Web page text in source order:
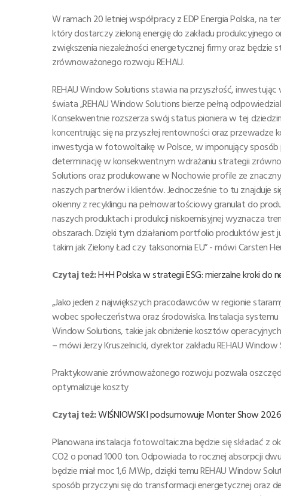
W ramach 20 letniej współpracy z EDP Energia Polska,
który dostarczy zieloną energię do zakładu
zwiększenia niezależności energetycznej firmy oraz będzie
zrównoważonego rozwoju REHAU.
REHAU Window Solutions stawia na przyszłość,
świata „REHAU Window Solutions bierze pełną
Konsekwentnie rozszerza swój status pioniera w tej
koncentrując się na przyszłej rentowności oraz przewadze
inwestycja w fotowoltaikę w Polsce, w imponujący sposób
determinację w konsekwentnym wdrażaniu strategii
Solutions oraz produkowane w Nochowie profile ze
naszych partnerów i klientów. Jednocześnie to tu znajduje
okienny z recyklingu na pełnowartościowy granulat do
naszych produktach i produkcji niskoemisyjnej wyznacza
obszarach. Dzięki tym działaniom portfolio produktów
takim jak Zielony Ład czy taksonomia EU” - mówi Carsten
Czytaj też:H+H Polska w strategii ESG: mierzalne kroki do
„Jako jeden z największych pracodawców w regionie
wobec społeczeństwa oraz środowiska. Instalacja
Window Solutions, takie jak obniżenie kosztów
– mówi Jerzy Kruszelnicki, dyrektor zakładu REHAU
Praktykowanie zrównoważonego rozwoju pozwala
optymalizuje koszty
Czytaj też:WIŚNIOWSKI podsumowuje Monter Show 2026
Planowana instalacja fotowoltaiczna będzie się składać z
CO2 o ponad 1000 ton. Odpowiada to rocznej absorpcji
będzie miał moc 1,6 MWp, dzięki temu REHAU Window
sposób przyczyni się do transformacji energetycznej oraz